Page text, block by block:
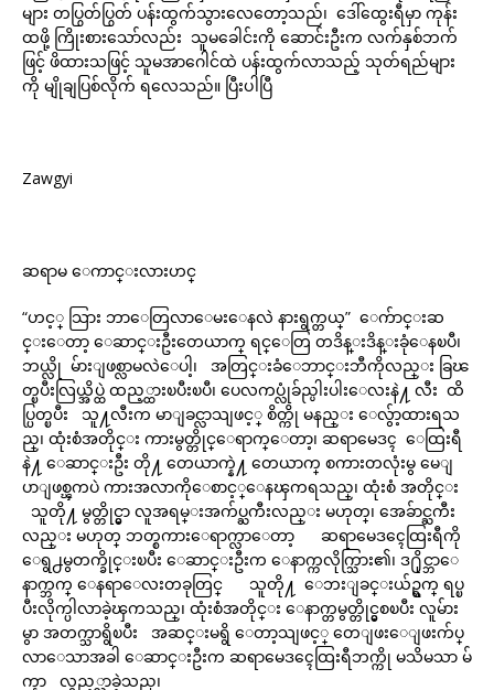
များ တပြွတ်ပြွတ် ပန်းထွက်သွားလေတော့သည်၊ ဒေါ်ထွေးရီမှာ ကုန်း
ထဖို့ ကြိုးစားသော်လည်း သူမခေါင်းကို ဆောင်းဦးက လက်နှစ်ဘက်
ဖြင့် ဖိထားသဖြင့် သူမအာဂေါင်ထဲ ပန်းထွက်လာသည့် သုတ်ရည်များ
ကို မျိုချပြစ်လိုက် ရလေသည်။ ပြီးပါပြီ
Zawgyi
ဆရာမ ေကာင္းလားဟင္
“ဟင့္ သြား ဘာေတြလာေမးေနလဲ နားရွက္တယ္” ေက်ာင္းဆ
င္းေတာ့ ေဆာင္းဦးတေယာက္ ရင္ေတြ တဒိန္းဒိန္းခုံေနၿပီ၊
ဘယ္လို မ်ားျဖစ္လာမလဲေပါ့၊ အတြင္းခံေဘာင္းဘီကိုလည္း ခြၽ
တ္ၿပီးလြယ္အိပ္ထဲ ထည့္ထားၿပီးၿပီ၊ ပေလကပ္လုံခ်ည္ပါးပါးေလးနဲ႔ လီး ထိ
ပ္ပြတ္ၿပီး သူ႔လီးက မာျခင္လာသျဖင့္ စိတ္ကို မနည္း ေလွ်ာ့ထားရသ
ည္၊ ထုံးစံအတိုင္း ကားမွတ္တိုင္ေရာက္ေတာ့၊ ဆရာမေဒၚ ေထြးရီ
နဲ႔ ေဆာင္းဦး တို႔ တေယာက္နဲ႔ တေယာက္ စကားတလုံးမွ မေျ
ပာျဖစ္ၾကပဲ ကားအလာကိုေစာင့္ေနၾကရသည္၊ ထုံးစံ အတိုင္း
သူတို႔ မွတ္တိုင္မွာ လူအရမ္းအက်ပ္ႀကီးလည္း မဟုတ္၊ အေခ်ာင္ႀကီး
လည္း မဟုတ္ ဘတ္စကားေရာက္လာေတာ့ ဆရာမေဒၚေထြးရီကို
ေရွ႕မွတက္ခိုင္းၿပီး ေဆာင္းဦးက ေနာက္ကလိုက္သြား၏၊ ဒ႐ိုင္ဘာေ
နာက္ဘက္ ေနရာေလးတခုတြင္ သူတို႔ ေဘးျခင္းယ်ဥ္ရက္ ရပ္ၿ
ပီးလိုက္ပါလာခဲ့ၾကသည္၊ ထုံးစံအတိုင္း ေနာက္တမွတ္တိုင္မွစၿပီး လူမ်ား
မွာ အတက္သာရွိၿပီး အဆင္းမရွိ ေတာ့သျဖင့္ တေျဖးေျဖးက်ပ္
လာေသာအခါ ေဆာင္းဦးက ဆရာမေဒၚေထြးရီဘက္ကို မသိမသာ မ်
က္နာ လွည့္လာခဲ့သည္၊